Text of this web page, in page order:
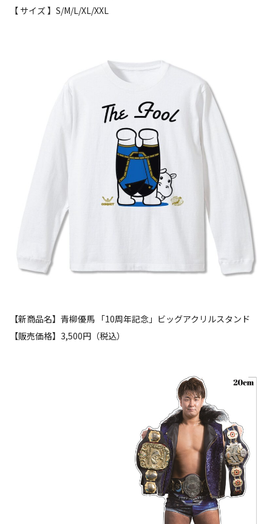
【 サイズ 】S/M/L/XL/XXL
【新商品名】青柳優馬 「10周年記念」ビッグアクリルスタンド
【販売価格】3,500円（税込）